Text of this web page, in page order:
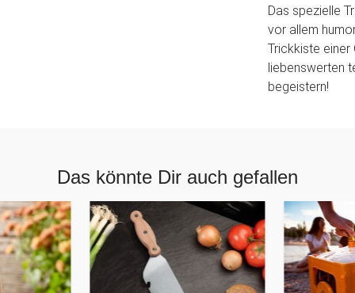
Das spezielle
vor allem
Trickkiste einer
liebenswerten
begeistern!
Das könnte Dir auch gefallen